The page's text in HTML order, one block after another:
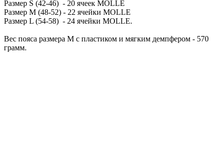
Размер S (42-46) - 20 ячеек MOLLE
Размер M (48-52) - 22 ячейки MOLLE
Размер L (54-58) - 24 ячейки MOLLE.
Вес пояса размера М с пластиком и мягким демпфером - 570
грамм.